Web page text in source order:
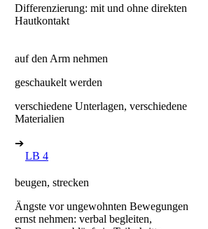
Differenzierung: mit und ohne direkten
Hautkontakt
auf den Arm nehmen
geschaukelt werden
verschiedene Unterlagen, verschiedene
Materialien
➔
LB 4
beugen, strecken
Ängste vor ungewohnten Bewegungen
ernst nehmen: verbal begleiten,